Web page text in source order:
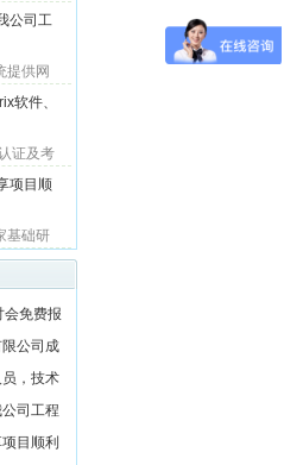
用服务
产业企
的产品
公司工
提供网
为央视
网上直
正常
软件、
证及考
交付和
伙伴
力，
方...
项目顺
基础研
计算平
通！
免费报
公司成
，技术
司工程
目顺利